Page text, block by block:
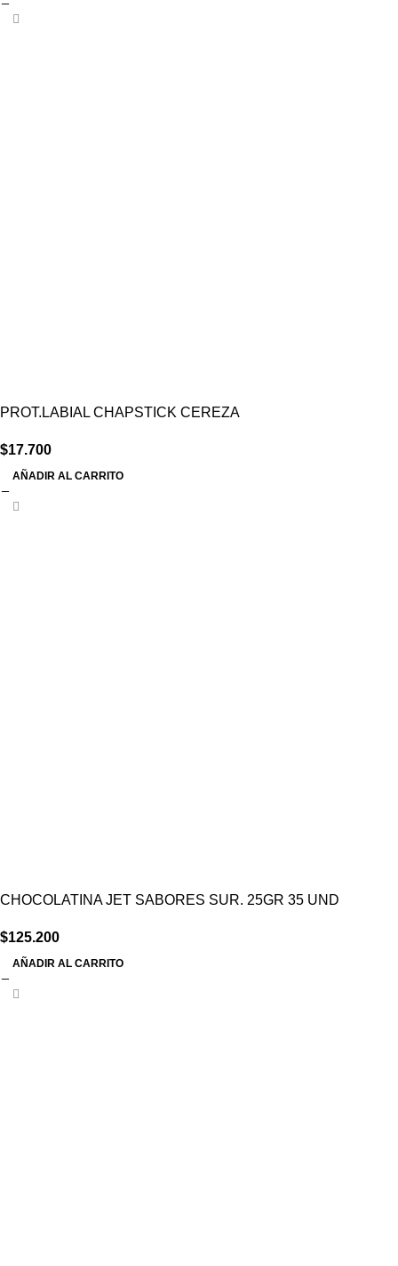
PROT.LABIAL CHAPSTICK CEREZA
$17.700
AÑADIR AL CARRITO
CHOCOLATINA JET SABORES SUR. 25GR 35 UND
$125.200
AÑADIR AL CARRITO